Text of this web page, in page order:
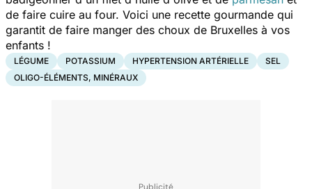
de faire cuire au four. Voici une recette gourmande qui
garantit de faire manger des choux de Bruxelles à vos
enfants !
LÉGUME POTASSIUM HYPERTENSION ARTÉRIELLE
SEL
OLIGO-ÉLÉMENTS, MINÉRAUX